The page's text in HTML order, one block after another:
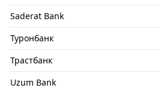
Saderat Bank
Туронбанк
Трастбанк
Uzum Bank